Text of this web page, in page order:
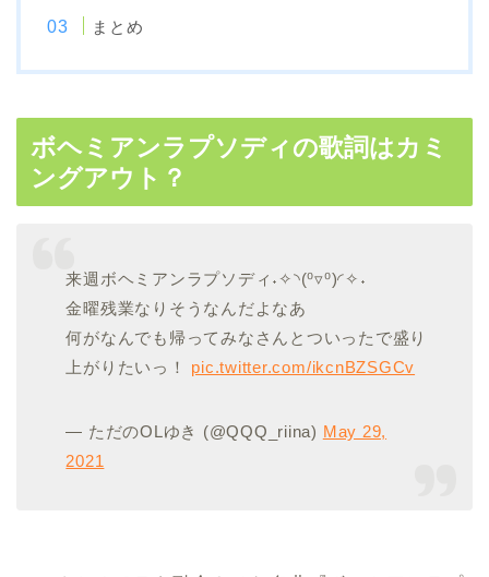
まとめ
ボヘミアンラプソディの歌詞はカミ
ングアウト？
来週ボヘミアンラプソディ˖✧◝(⁰▿⁰)◜✧˖
金曜残業なりそうなんだよなあ
何がなんでも帰ってみなさんとついったで盛り
上がりたいっ！ pic.twitter.com/ikcnBZSGCv
— ただのOLゆき (@QQQ_riina) May 29,
2021